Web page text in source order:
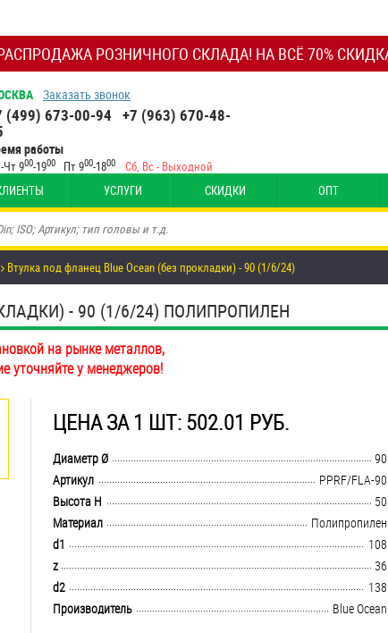
РОЗНИЧНОГО СКЛАДА! НА ВСЁ 70%
Заказать звонок
(499) 673-00-94 +7 (963) 670-48-
работы
Чт 900-1900 Пт 900-1800 Сб, Вс - Выходной
УСЛУГИ СКИДКИ ОПТ
Втулка под фланец Blue Ocean (без прокладки) - 90 (1/6/24)
- 90 (1/6/24) ПОЛИПРОПИЛЕН
на рынке металлов,
уточняйте у менеджеров!
ЦЕНА ЗА 1 ШТ: 502.01 РУБ.
Диаметр Ø
90
Артикул
PPRF/FLA-90
Высота H
50
Материал
Полипропилен
d1
108
z
36
d2
138
Производитель
Blue Ocean